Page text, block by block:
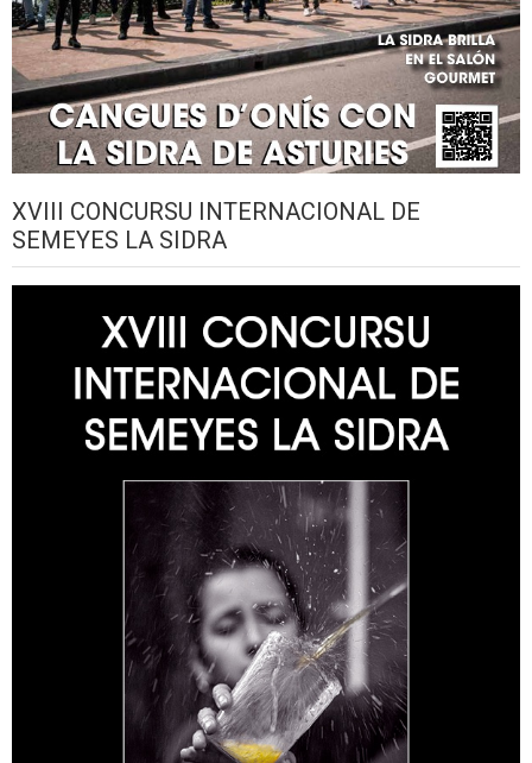
XVIII CONCURSU INTERNACIONAL DE
SEMEYES LA SIDRA